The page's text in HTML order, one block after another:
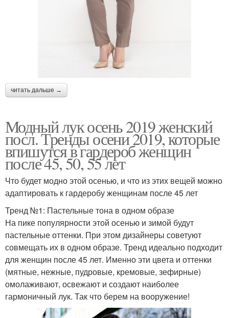
читать дальше →
Модный лук осень 2019 женский
посл. Тренды осени 2019, которые
впишутся в гардероб женщин
после 45, 50, 55 лет
Что будет модно этой осенью, и что из этих вещей можно
адаптировать к гардеробу женщинам после 45 лет
Тренд №1: Пастельные тона в одном образе
На пике популярности этой осенью и зимой будут
пастельные оттенки. При этом дизайнеры советуют
совмещать их в одном образе. Тренд идеально подходит
для женщин после 45 лет. Именно эти цвета и оттенки
(мятные, нежные, пудровые, кремовые, зефирные)
омолаживают, освежают и создают наиболее
гармоничный лук. Так что берем на вооружение!